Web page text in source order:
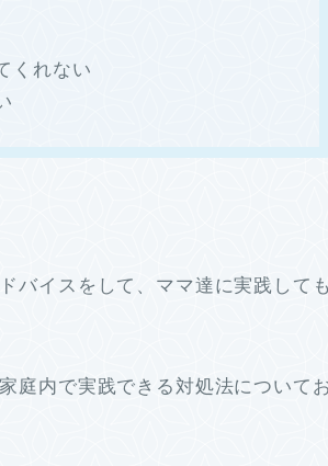
くれない
バイスをして、ママ達に実践して
庭内で実践できる対処法について